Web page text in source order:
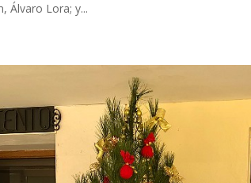
Álvaro Lora; y...